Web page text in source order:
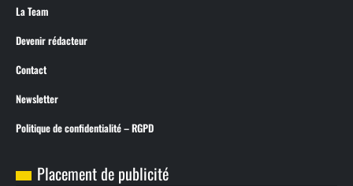
La Team
Devenir rédacteur
Contact
Newsletter
Politique de confidentialité – RGPD
Placement de publicité